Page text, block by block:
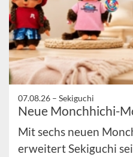
07.08.26 – Sekiguchi
Neue Monchhichi-
Mit sechs neuen
erweitert Sekiguchi